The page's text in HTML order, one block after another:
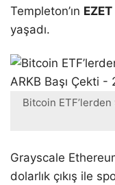
Templeton’ın EZET
yaşadı.
Bitcoin ETF’lerden
Grayscale
dolarlık çıkış ile